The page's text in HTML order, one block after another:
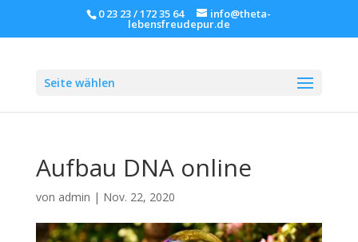
0 23 23 / 172 35 64 info@theta-
lebensfreudepur.de
Seite wählen
Aufbau DNA online
von admin | Nov. 22, 2020